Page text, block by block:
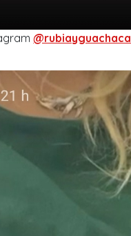
@rubiayguachaca